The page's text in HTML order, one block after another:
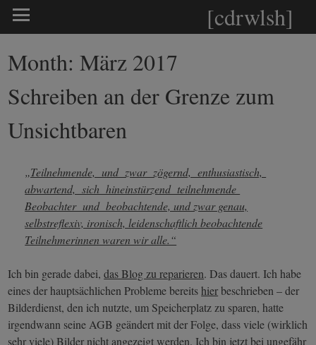
[cdrwlsh]
Month:März 2017
Schreiben an der Grenze zum
Unsichtbaren
„Teilnehmende, und zwar zögernd, enthusiastisch,
abwartend, sich hineinstürzend teilnehmende
Beobachter und beobachtende, und zwar genau,
selbstreflexiv, ironisch, leidenschaftlich beobachtende
Teilnehmerinnen waren wir alle.“
Ich bin gerade dabei,das Blog zu reparieren. Das dauert. Ich habe
eines der hauptsächlichen Probleme bereitshierbeschrieben – der
Bilderdienst, den ich nutzte, um Speicherplatz zu sparen, hatte
irgendwann seine AGB geändert mit der Folge, dass viele (wirklich
sehr viele) Bilder nicht angezeigt werden. Ich bin jetzt bei ungefähr